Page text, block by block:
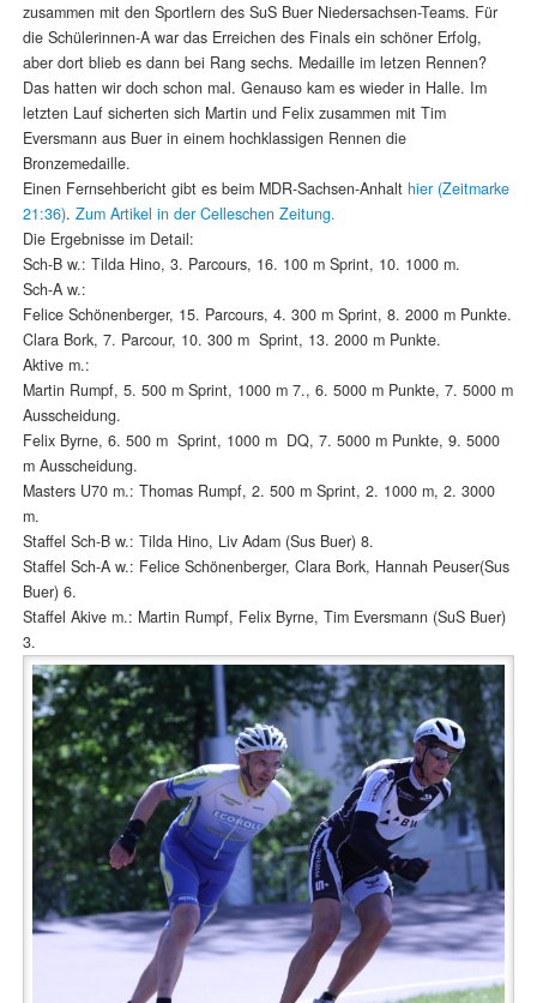
zusammen mit den Sportlern des SuS Buer Niedersachsen-Teams. Für
die Schülerinnen-A war das Erreichen des Finals ein schöner Erfolg,
aber dort blieb es dann bei Rang sechs. Medaille im letzen Rennen?
Das hatten wir doch schon mal. Genauso kam es wieder in Halle. Im
letzten Lauf sicherten sich Martin und Felix zusammen mit Tim
Eversmann aus Buer in einem hochklassigen Rennen die
Bronzemedaille.
Einen Fernsehbericht gibt es beim MDR-Sachsen-Anhalt hier (Zeitmarke
21:36). Zum Artikel in der Celleschen Zeitung.
Die Ergebnisse im Detail:
Sch-B w.: Tilda Hino, 3. Parcours, 16. 100 m Sprint, 10. 1000 m.
Sch-A w.:
Felice Schönenberger, 15. Parcours, 4. 300 m Sprint, 8. 2000 m Punkte.
Clara Bork, 7. Parcour, 10. 300 m Sprint, 13. 2000 m Punkte.
Aktive m.:
Martin Rumpf, 5. 500 m Sprint, 1000 m 7., 6. 5000 m Punkte, 7. 5000 m
Ausscheidung.
Felix Byrne, 6. 500 m Sprint, 1000 m DQ, 7. 5000 m Punkte, 9. 5000
m Ausscheidung.
Masters U70 m.: Thomas Rumpf, 2. 500 m Sprint, 2. 1000 m, 2. 3000
m.
Staffel Sch-B w.: Tilda Hino, Liv Adam (Sus Buer) 8.
Staffel Sch-A w.: Felice Schönenberger, Clara Bork, Hannah Peuser(Sus
Buer) 6.
Staffel Akive m.: Martin Rumpf, Felix Byrne, Tim Eversmann (SuS Buer)
3.